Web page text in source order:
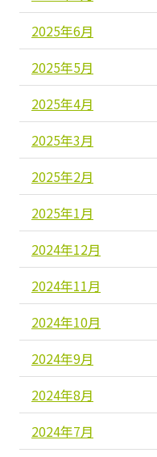
2025年6月
2025年5月
2025年4月
2025年3月
2025年2月
2025年1月
2024年12月
2024年11月
2024年10月
2024年9月
2024年8月
2024年7月